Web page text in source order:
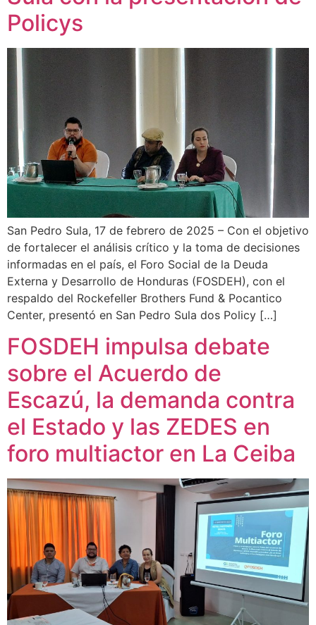
Policys
San Pedro Sula, 17 de febrero de 2025 – Con el objetivo
de fortalecer el análisis crítico y la toma de decisiones
informadas en el país, el Foro Social de la Deuda
Externa y Desarrollo de Honduras (FOSDEH), con el
respaldo del Rockefeller Brothers Fund & Pocantico
Center, presentó en San Pedro Sula dos Policy […]
FOSDEH impulsa debate
sobre el Acuerdo de
Escazú, la demanda contra
el Estado y las ZEDES en
foro multiactor en La Ceiba